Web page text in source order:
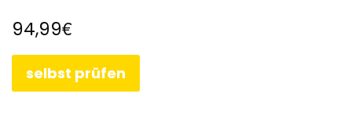
94,99€
selbst prüfen